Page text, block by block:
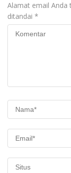
Alamat email Anda
ditandai *